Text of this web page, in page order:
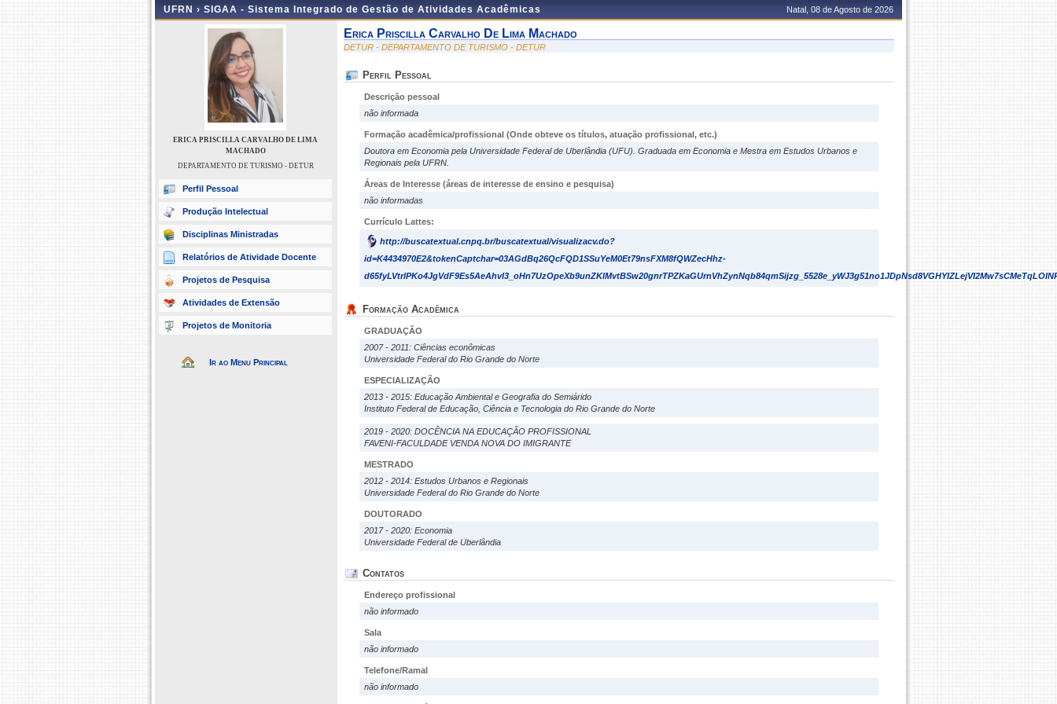
UFRN › SIGAA - Sistema Integrado de Gestão de Atividades Acadêmicas Natal, 08 de Agosto de 2026
ERICA PRISCILLA CARVALHO DE LIMA
MACHADO
DEPARTAMENTO DE TURISMO - DETUR
Perfil Pessoal
Produção Intelectual
Disciplinas Ministradas
Relatórios de Atividade Docente
Projetos de Pesquisa
Atividades de Extensão
Projetos de Monitoria
Ir ao Menu Principal
Erica Priscilla Carvalho De Lima Machado
DETUR - DEPARTAMENTO DE TURISMO - DETUR
Perfil Pessoal
Descrição pessoal
não informada
Formação acadêmica/profissional (Onde obteve os títulos, atuação profissional, etc.)
Doutora em Economia pela Universidade Federal de Uberlândia (UFU). Graduada em Economia e Mestra em Estudos Urbanos e
Regionais pela UFRN.
Áreas de Interesse (áreas de interesse de ensino e pesquisa)
não informadas
Currículo Lattes:
http://buscatextual.cnpq.br/buscatextual/visualizacv.do?
id=K4434970E2&tokenCaptchar=03AGdBq26QcFQD1SSuYeM0Et79nsFXM8fQWZecHhz-
Formação Acadêmica
GRADUAÇÃO
2007 - 2011: Ciências econômicas
Universidade Federal do Rio Grande do Norte
ESPECIALIZAÇÃO
2013 - 2015: Educação Ambiental e Geografia do Semiárido
Instituto Federal de Educação, Ciência e Tecnologia do Rio Grande do Norte
2019 - 2020: DOCÊNCIA NA EDUCAÇÃO PROFISSIONAL
FAVENI-FACULDADE VENDA NOVA DO IMIGRANTE
MESTRADO
2012 - 2014: Estudos Urbanos e Regionais
Universidade Federal do Rio Grande do Norte
DOUTORADO
2017 - 2020: Economia
Universidade Federal de Uberlândia
Contatos
Endereço profissional
não informado
Sala
não informado
Telefone/Ramal
não informado